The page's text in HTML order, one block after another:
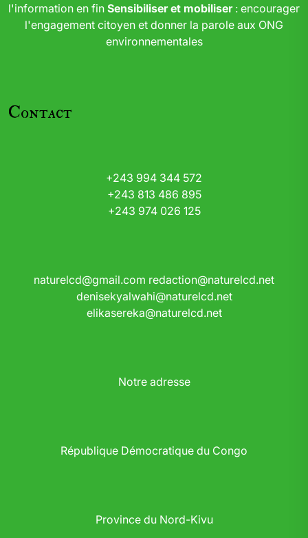
l'information en fin Sensibiliser et mobiliser: encourager
l'engagement citoyen et donner la parole aux ONG
environnementales
Contact
+243 994 344 572
+243 813 486 895
+243 974 026 125
naturelcd@gmail.com redaction@naturelcd.net
denisekyalwahi@naturelcd.net
elikasereka@naturelcd.net
Notre adresse
République Démocratique du Congo
Province du Nord-Kivu